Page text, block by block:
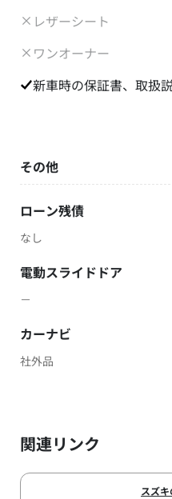
レザーシート
ワンオーナー
新車時の保証書、取扱
その他
ローン残債
なし
電動スライドドア
－
カーナビ
社外品
関連リンク
スズ